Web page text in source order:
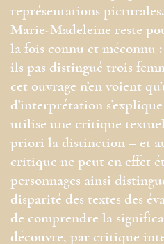
représentations picturales.
Marie-Madeleine reste
la fois connu et méconnu :
ils pas distingué trois
cet ouvrage n’en voient
d’interprétation
utilise une critique
priori la distinction – et
critique ne peut en effet
personnages ainsi
disparité des textes des
de comprendre la
découvre, par critique